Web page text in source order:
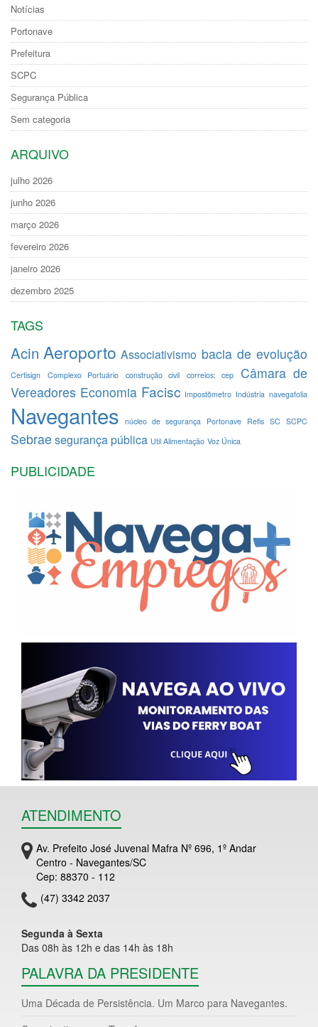
Notícias
Portonave
Prefeitura
SCPC
Segurança Pública
Sem categoria
ARQUIVO
julho 2026
junho 2026
março 2026
fevereiro 2026
janeiro 2026
dezembro 2025
TAGS
Acin Aeroporto Associativismo bacia de evolução
Certisign Complexo Portuário construção civil correios; cep
Câmara de
Vereadores Economia Facisc Impostômetro Indústria navegafolia
Navegantes núcleo de segurança Portonave Refis SC SCPC
Sebrae segurança pública Util Alimentação Voz Única
PUBLICIDADE
ATENDIMENTO
Av. Prefeito José Juvenal Mafra Nº 696, 1º Andar
Centro - Navegantes/SC
Cep: 88370 - 112
(47) 3342 2037
Segunda à Sexta
Das 08h às 12h e das 14h às 18h
PALAVRA DA PRESIDENTE
Uma Década de Persistência. Um Marco para Navegantes.